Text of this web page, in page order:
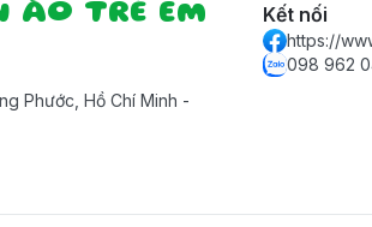
ÁO TRẺ EM
Phước, Hồ Chí Minh -
Kết nối
https://
098 962